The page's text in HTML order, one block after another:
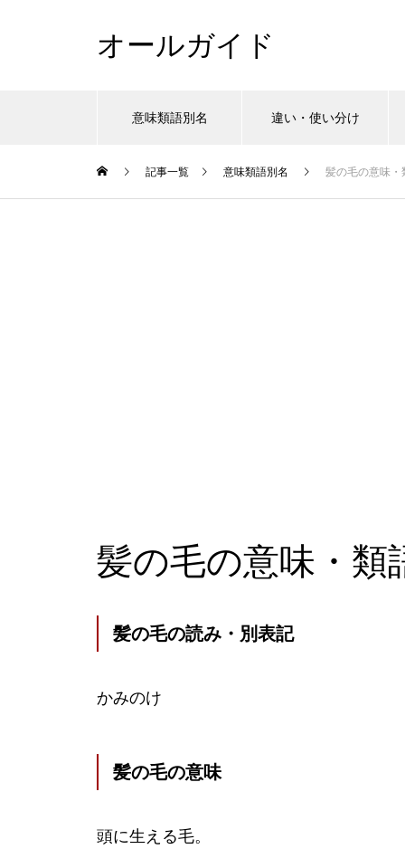
オールガイド
意味類語別名 違い・使い分け
記事一覧 意味類語別名 髪の毛の意味・
髪の毛の意味・類
髪の毛の読み・別表記
かみのけ
髪の毛の意味
頭に生える毛。